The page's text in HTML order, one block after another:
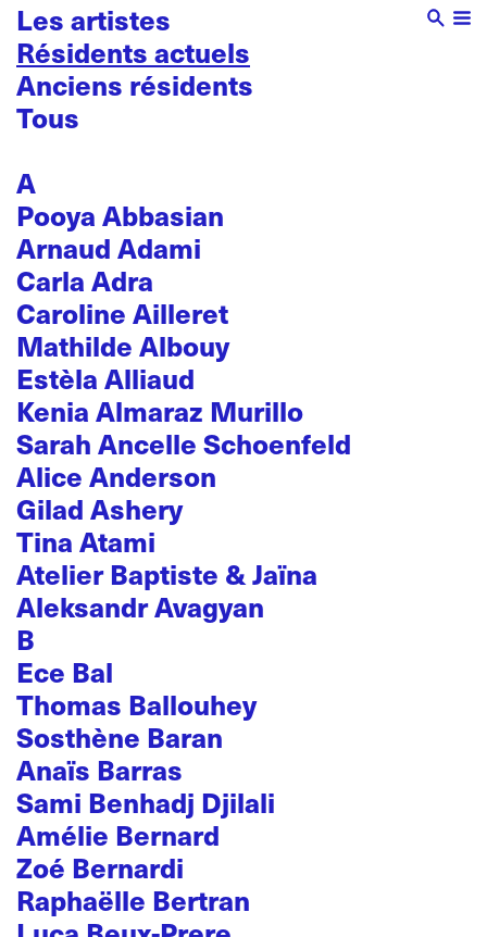
Les artistes
Résidents actuels
Anciens résidents
Tous
A
Pooya Abbasian
Arnaud Adami
Carla Adra
Caroline Ailleret
Mathilde Albouy
Estèla Alliaud
Kenia Almaraz Murillo
Sarah Ancelle Schoenfeld
Alice Anderson
Gilad Ashery
Tina Atami
Atelier Baptiste & Jaïna
Aleksandr Avagyan
B
Ece Bal
Thomas Ballouhey
Sosthène Baran
Anaïs Barras
Sami Benhadj Djilali
Amélie Bernard
Zoé Bernardi
Raphaëlle Bertran